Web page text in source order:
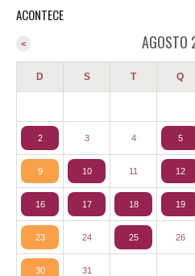
ACONTECE
AGOSTO
<
D S T Q
2 3 4 5
9 10 11 12
16 17 18 19
23 24 25 26
30 31